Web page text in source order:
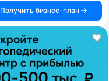
Получить бизнес-план